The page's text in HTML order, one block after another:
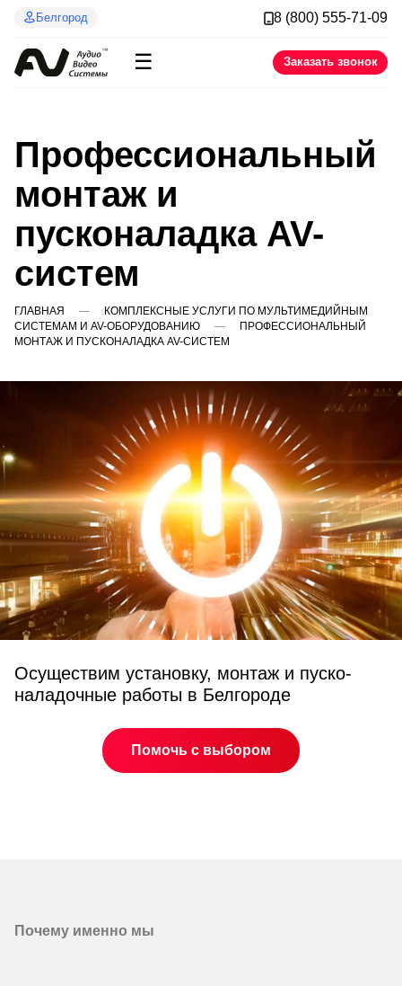
Белгород 8 (800) 555-71-09
☰ Заказать звонок
Профессиональный
монтаж и
пусконаладка AV-
систем
ГЛАВНАЯ
КОМПЛЕКСНЫЕ УСЛУГИ ПО МУЛЬТИМЕДИЙНЫМ
СИСТЕМАМ И AV-ОБОРУДОВАНИЮ
ПРОФЕССИОНАЛЬНЫЙ
МОНТАЖ И ПУСКОНАЛАДКА AV-СИСТЕМ
Осуществим установку, монтаж и пуско-
наладочные работы в Белгороде
Помочь с выбором
Почему именно мы